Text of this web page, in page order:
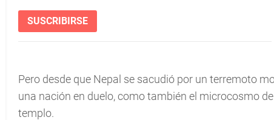
SUSCRIBIRSE
Pero desde que Nepal se sacudió por un terremoto
una nación en duelo, como también el microcosmo
templo.